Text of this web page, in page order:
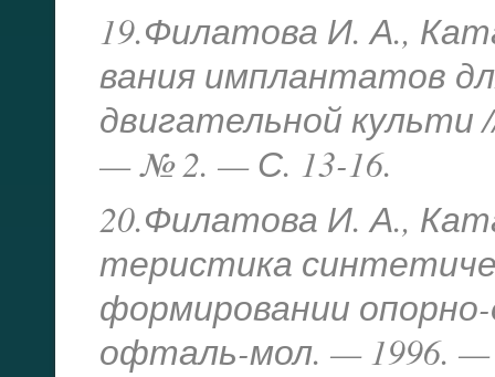
19.Филатова И. А.,
вания имплантатов
двигательной культи
— № 2. — С. 13-16.
20.Филатова И. А.,
теристика
формировании
офталь-мол. — 1996.